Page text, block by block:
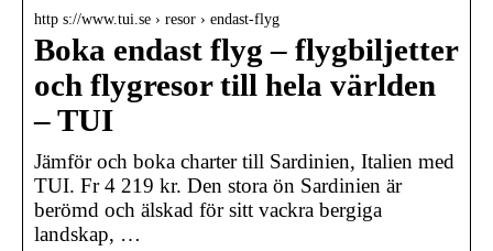
http s://www.tui.se › resor › endast-flyg
Boka endast flyg – flygbiljetter
och flygresor till hela världen
– TUI
Jämför och boka charter till Sardinien, Italien med
TUI. Fr 4 219 kr. Den stora ön Sardinien är
berömd och älskad för sitt vackra bergiga
landskap, …